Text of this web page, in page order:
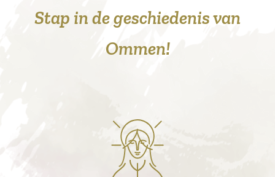
Stap in de geschiedenis van
Ommen!